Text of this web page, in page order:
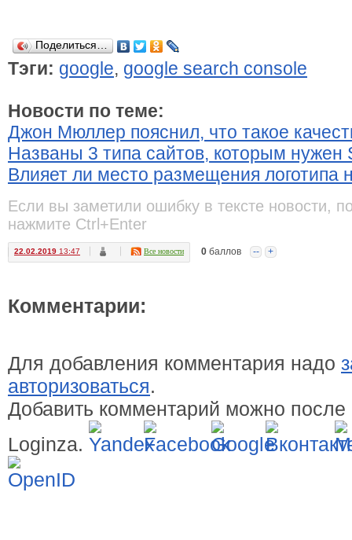
Поделиться…
Тэги: google, google search console
Новости по теме:
Джон Мюллер пояснил, что такое
Названы 3 типа сайтов, которым нужен
Влияет ли место размещения логотипа
Если вы заметили ошибку в тексте новости,
нажмите Ctrl+Enter
22.02.2019 13:47 Все новости 0 баллов -- +
Комментарии:
Для добавления комментария надо
авторизоваться.
Добавить комментарий можно после
Loginza.